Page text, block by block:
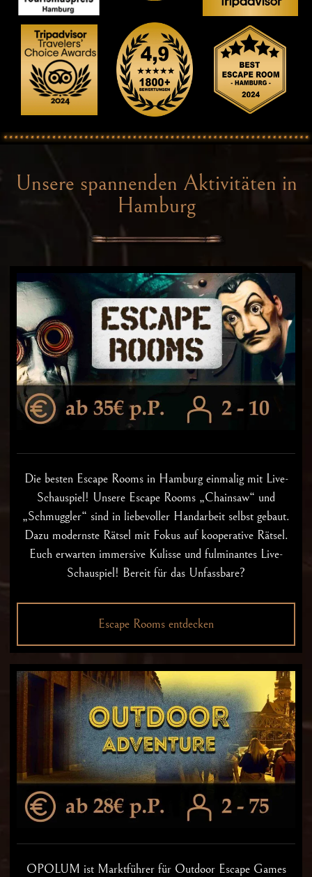
Unsere spannenden Aktivitäten in
Hamburg
Die bestenEscape Rooms in Hamburgeinmalig mit Live-
Schauspiel! Unsere Escape Rooms „Chainsaw“ und
„Schmuggler“ sind in liebevoller Handarbeit selbst gebaut.
Dazu modernste Rätsel mit Fokus auf kooperative Rätsel.
Euch erwarten immersive Kulisse und fulminantes Live-
Schauspiel! Bereit für das Unfassbare?
Escape Rooms entdecken
OPOLUM ist Marktführer für Outdoor Escape Games